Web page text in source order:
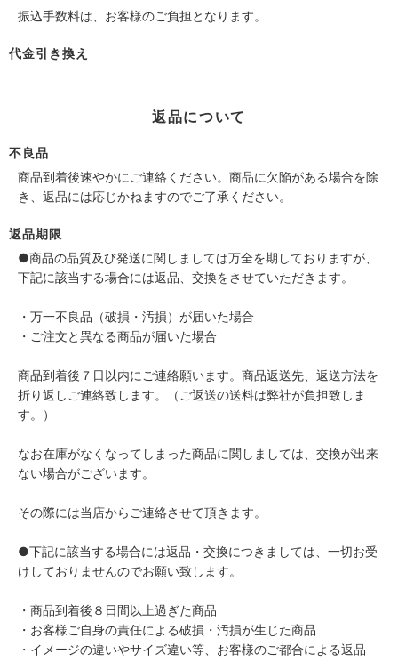
振込手数料は、お客様のご負担となります。
代金引き換え
返品について
不良品
商品到着後速やかにご連絡ください。商品に欠陥がある場合を除
き、返品には応じかねますのでご了承ください。
返品期限
●商品の品質及び発送に関しましては万全を期しておりますが、
下記に該当する場合には返品、交換をさせていただきます。
・万一不良品（破損・汚損）が届いた場合
・ご注文と異なる商品が届いた場合
商品到着後７日以内にご連絡願います。商品返送先、返送方法を
折り返しご連絡致します。（ご返送の送料は弊社が負担致しま
す。）
なお在庫がなくなってしまった商品に関しましては、交換が出来
ない場合がございます。
その際には当店からご連絡させて頂きます。
●下記に該当する場合には返品・交換につきましては、一切お受
けしておりませんのでお願い致します。
・商品到着後８日間以上過ぎた商品
・お客様ご自身の責任による破損・汚損が生じた商品
・イメージの違いやサイズ違い等、お客様のご都合による返品